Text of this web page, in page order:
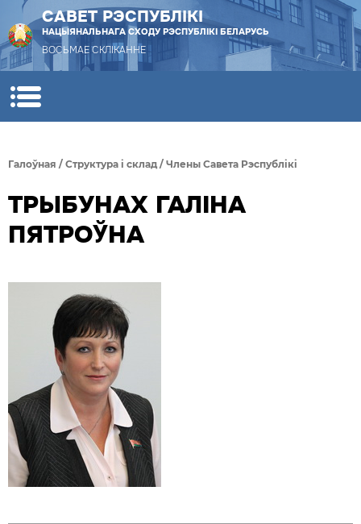
САВЕТ РЭСПУБЛІКІ
НАЦЫЯНАЛЬНАГА СХОДУ РЭСПУБЛІКІ БЕЛАРУСЬ
ВОСЬМАЕ СКЛІКАННЕ
Галоўная / Структура i склад / Члены Савета Рэспублiкi
ТРЫБУНАХ ГАЛІНА
ПЯТРОЎНА